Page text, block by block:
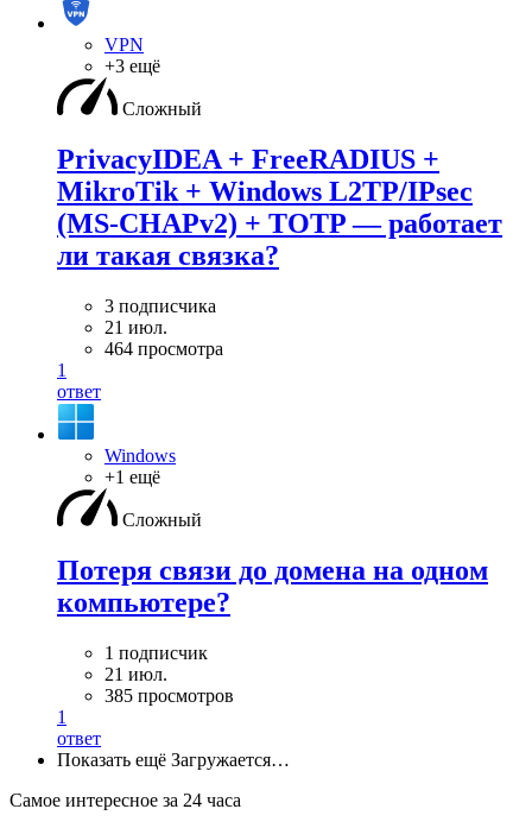
VPN
+3 ещё
Сложный
PrivacyIDEA + FreeRADIUS +
MikroTik + Windows L2TP/IPsec
(MS-CHAPv2) + TOTP — работает
ли такая связка?
3 подписчика
21 июл.
464 просмотра
1
ответ
Windows
+1 ещё
Сложный
Потеря связи до домена на одном
компьютере?
1 подписчик
21 июл.
385 просмотров
1
ответ
Показать ещё Загружается…
Самое интересное за 24 часа